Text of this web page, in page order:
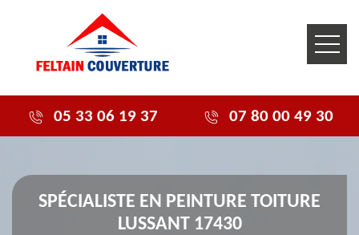
05 33 06 19 37 07 80 00 49 30
SPÉCIALISTE EN PEINTURE TOITURE
LUSSANT 17430